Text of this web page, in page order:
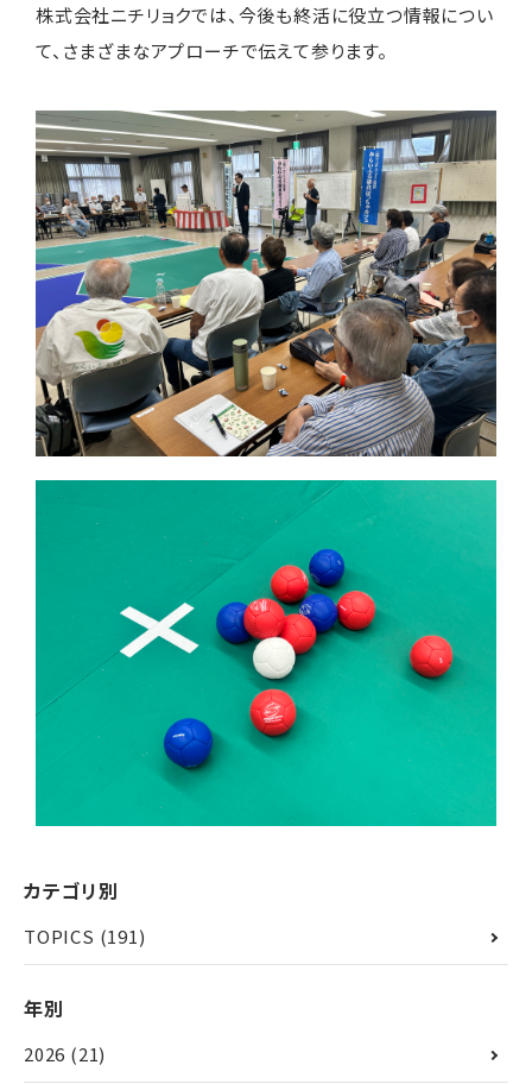
株式会社ニチリョクでは、今後も終活に役立つ情報につい
て、さまざまなアプローチで伝えて参ります。
カテゴリ別
TOPICS (191)
年別
2026 (21)